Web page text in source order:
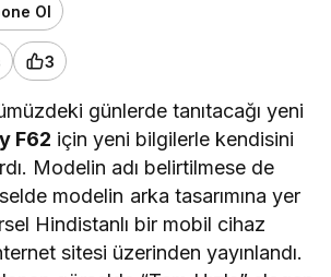
Ol
3
günlerde tanıtacağı yeni
F62 için yeni bilgilerle kendisini
Modelin adı belirtilmese de
modelin arka tasarımına yer
Hindistanlı bir mobil cihaz
sitesi üzerinden yayınlandı.